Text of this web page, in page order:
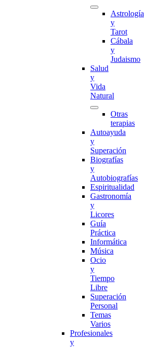
Astrología
y
Tarot
Cábala
y
Judaismo
Salud
y
Vida
Natural
Otras
terapias
Autoayuda
y
Superación
Biografías
y
Autobiografías
Espiritualidad
Gastronomía
y
Licores
Guía
Práctica
Informática
Música
Ocio
y
Tiempo
Libre
Superación
Personal
Temas
Varios
Profesionales
y